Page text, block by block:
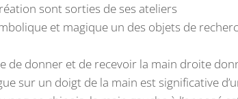
sont sorties de ses ateliers
et magique un des objets de
de donner et de recevoir la main droite
sur un doigt de la main est significative